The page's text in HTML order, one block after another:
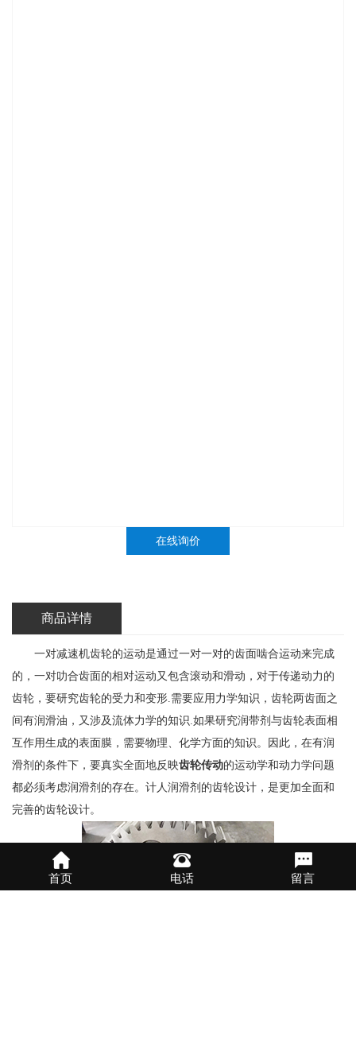
在线询价
商品详情
一对减速机齿轮的运动是通过一对一对的齿面啮合运动来完成
的，一对叻合齿面的相对运动又包含滚动和滑动，对于传递动力的
齿轮，要研究齿轮的受力和变形.需要应用力学知识，齿轮两齿面之
间有润滑油，又涉及流体力学的知识.如果研究润带剂与齿轮表面相
互作用生成的表面膜，需要物理、化学方面的知识。因此，在有润
滑剂的条件下，要真实全面地反映齿轮传动的运动学和动力学问题
都必须考虑润滑剂的存在。计人润滑剂的齿轮设计，是更加全面和
完善的齿轮设计。
首页 电话 留言